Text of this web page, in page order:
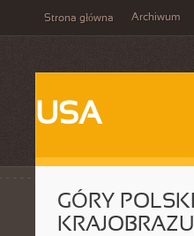
Strona główna Archiwum
USA
GÓRY
KRAJOBRAZU